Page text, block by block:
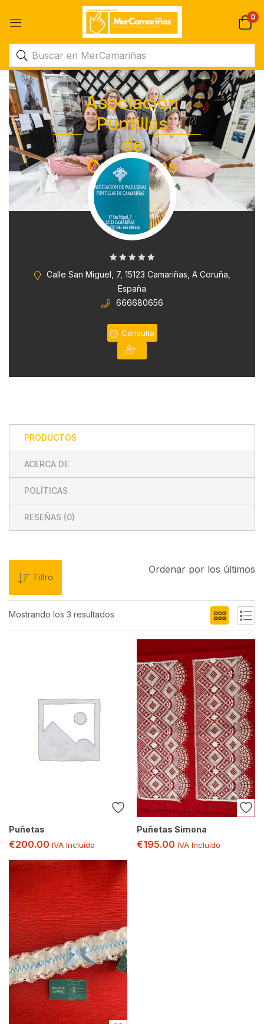
0
Asociación
Puntillas
de
Camarinas
0
Calle San Miguel, 7, 15123 Camariñas, A Coruña,
España
666680656
Consulta
PRODUCTOS
ACERCA DE
POLÍTICAS
RESEÑAS (0)
Mostrando los 3 resultados
Filtro
Ordenar por los últimos
Puñetas
€200.00 IVA Incluído
Puñetas Simona
€195.00 IVA Incluído